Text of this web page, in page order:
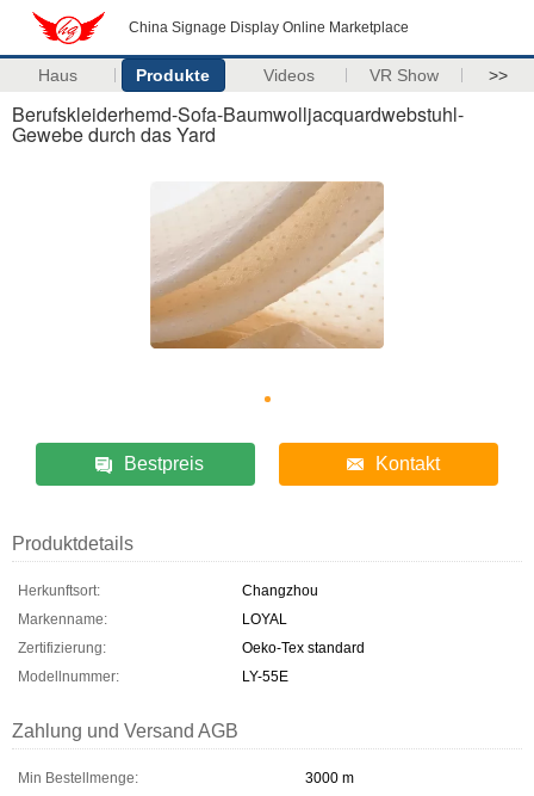
China Signage Display Online Marketplace
Haus Produkte Videos VR Show >>
Berufskleiderhemd-Sofa-Baumwolljacquardwebstuhl-
Gewebe durch das Yard
Bestpreis Kontakt
Produktdetails
Herkunftsort:
Changzhou
Markenname:
LOYAL
Zertifizierung:
Oeko-Tex standard
Modellnummer:
LY-55E
Zahlung und Versand AGB
Min Bestellmenge:
3000 m